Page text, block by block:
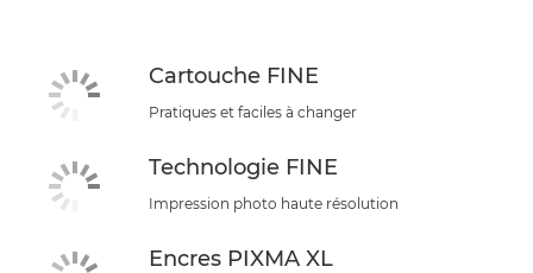
Cartouche FINE
Pratiques et faciles à changer
Technologie FINE
Impression photo haute résolution
Encres PIXMA XL